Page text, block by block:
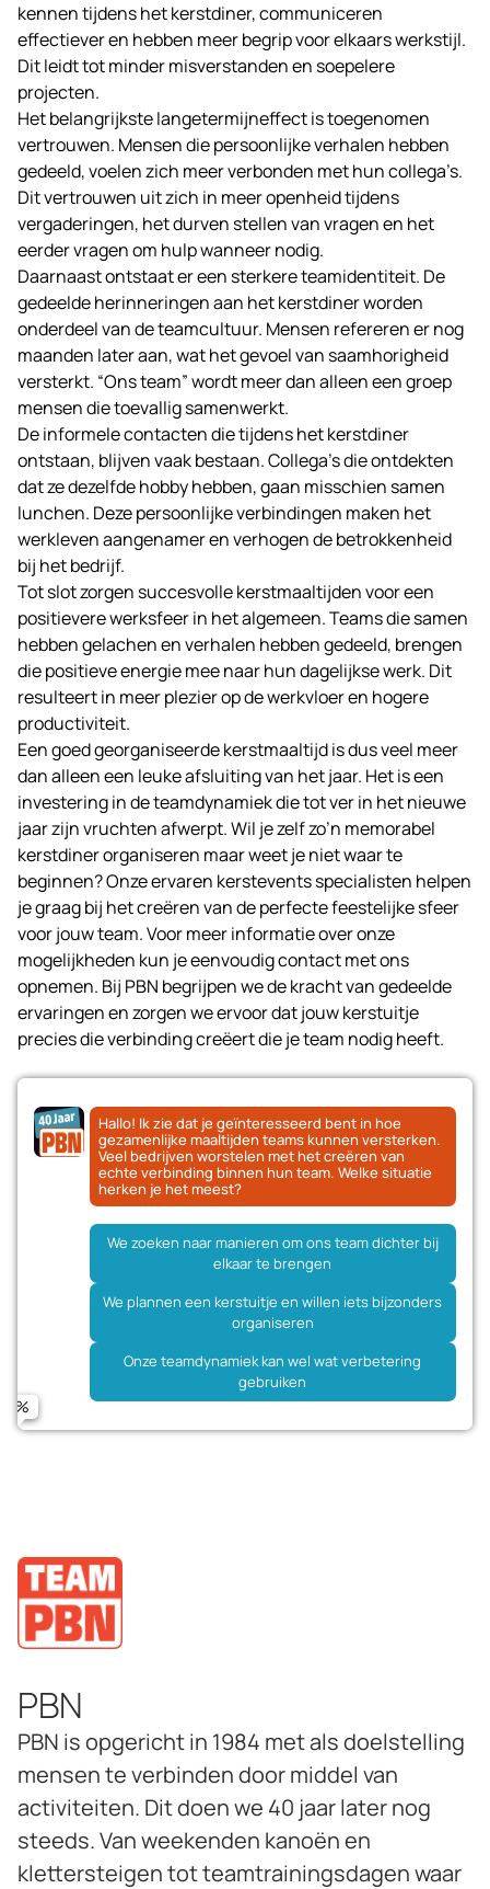
kennen tijdens het kerstdiner, communiceren
effectiever en hebben meer begrip voor elkaars werkstijl.
Dit leidt tot minder misverstanden en soepelere
projecten.
Het belangrijkste langetermijneffect is toegenomen
vertrouwen. Mensen die persoonlijke verhalen hebben
gedeeld, voelen zich meer verbonden met hun collega’s.
Dit vertrouwen uit zich in meer openheid tijdens
vergaderingen, het durven stellen van vragen en het
eerder vragen om hulp wanneer nodig.
Daarnaast ontstaat er een sterkere teamidentiteit. De
gedeelde herinneringen aan het kerstdiner worden
onderdeel van de teamcultuur. Mensen refereren er nog
maanden later aan, wat het gevoel van saamhorigheid
versterkt. “Ons team” wordt meer dan alleen een groep
mensen die toevallig samenwerkt.
De informele contacten die tijdens het kerstdiner
ontstaan, blijven vaak bestaan. Collega’s die ontdekten
dat ze dezelfde hobby hebben, gaan misschien samen
lunchen. Deze persoonlijke verbindingen maken het
werkleven aangenamer en verhogen de betrokkenheid
bij het bedrijf.
Tot slot zorgen succesvolle kerstmaaltijden voor een
positievere werksfeer in het algemeen. Teams die samen
hebben gelachen en verhalen hebben gedeeld, brengen
die positieve energie mee naar hun dagelijkse werk. Dit
resulteert in meer plezier op de werkvloer en hogere
productiviteit.
Een goed georganiseerde kerstmaaltijd is dus veel meer
dan alleen een leuke afsluiting van het jaar. Het is een
investering in de teamdynamiek die tot ver in het nieuwe
jaar zijn vruchten afwerpt. Wil je zelf zo’n memorabel
kerstdiner organiseren maar weet je niet waar te
beginnen? Onze ervaren kersteventsspecialisten helpen
je graag bij het creëren van de perfecte feestelijke sfeer
voor jouw team. Voor meer informatie over onze
mogelijkheden kun je eenvoudigcontactmet ons
opnemen. Bij PBN begrijpen we de kracht van gedeelde
ervaringen en zorgen we ervoor dat jouw kerstuitje
precies die verbinding creëert die je team nodig heeft.
Hallo! Ik zie dat je geïnteresseerd bent in hoe
gezamenlijke maaltijden teams kunnen versterken.
Veel bedrijven worstelen met het creëren van
echte verbinding binnen hun team. Welke situatie
herken je het meest?
We zoeken naar manieren om ons team dichter bij
elkaar te brengen
We plannen een kerstuitje en willen iets bijzonders
organiseren
Onze teamdynamiek kan wel wat verbetering
gebruiken
Een ervaring die ons team echt samenbrengt
Iets wat de samenwerking op lange termijn verbetert
We willen iets unieks dat iedereen zich herinnert
Het moet zowel leuk als verbindend zijn
E-mailadres
Telefoonnummer (optioneel)
PBN
PBN is opgericht in 1984 met als doelstelling
mensen te verbinden door middel van
activiteiten. Dit doen we 40 jaar later nog
steeds. Van weekenden kanoën en
klettersteigen tot teamtrainingsdagen waar